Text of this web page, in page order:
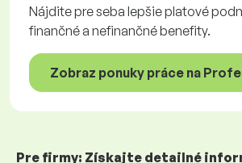
Nájdite pre seba lepšie platové
finančné a nefinančné benefity.
Zobraz ponuky práce na
Pre firmy: Získajte detailné